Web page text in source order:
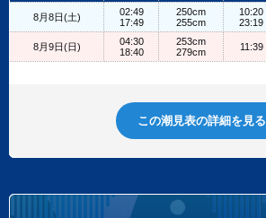
8月8日(土)
02:49
17:49
250cm
255cm
10:20
23:19
8月9日(日)
04:30
18:40
253cm
279cm
11:39
この潮見表の詳細を見る